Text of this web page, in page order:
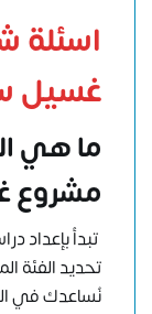
اسئلة
غسيل
ما هي
مشروع
تبدأ بإعداد
تحديد الفئة
نُساعدك في